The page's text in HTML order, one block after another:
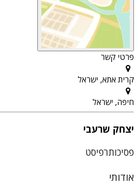
פרטי קשר
קרית אתא, ישראל
חיפה, ישראל
יצחק שרעבי
פסיכותרפיסט
אודותי